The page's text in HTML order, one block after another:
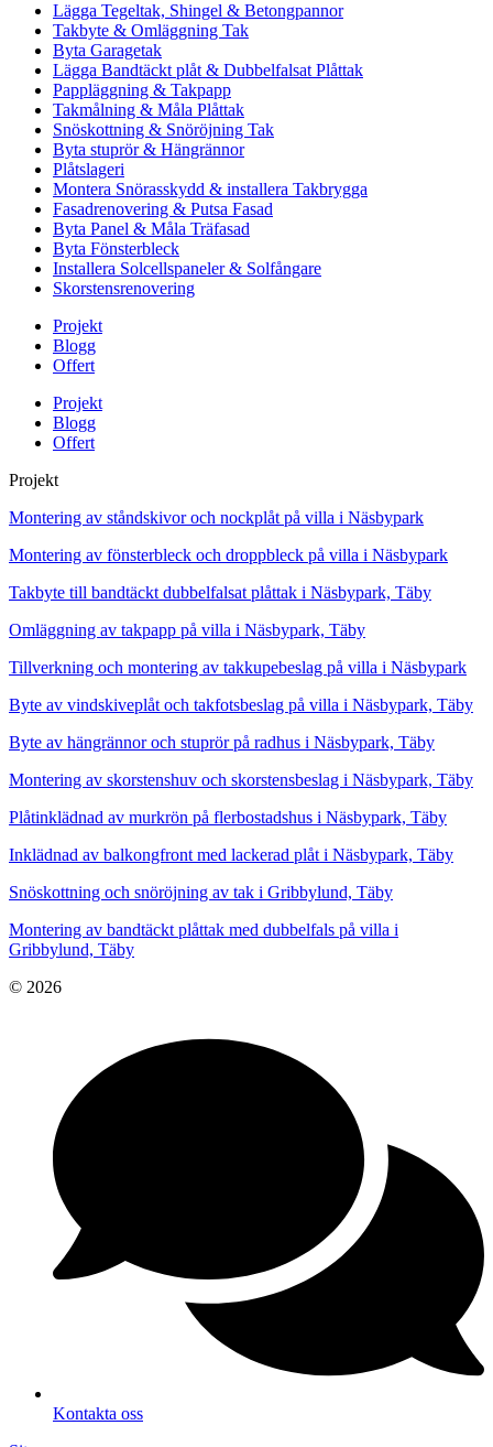
Lägga Tegeltak, Shingel & Betongpannor
Takbyte & Omläggning Tak
Byta Garagetak
Lägga Bandtäckt plåt & Dubbelfalsat Plåttak
Pappläggning & Takpapp
Takmålning & Måla Plåttak
Snöskottning & Snöröjning Tak
Byta stuprör & Hängrännor
Plåtslageri
Montera Snörasskydd & installera Takbrygga
Fasadrenovering & Putsa Fasad
Byta Panel & Måla Träfasad
Byta Fönsterbleck
Installera Solcellspaneler & Solfångare
Skorstensrenovering
Projekt
Blogg
Offert
Projekt
Blogg
Offert
Projekt
Montering av ståndskivor och nockplåt på villa i Näsbypark
Montering av fönsterbleck och droppbleck på villa i Näsbypark
Takbyte till bandtäckt dubbelfalsat plåttak i Näsbypark, Täby
Omläggning av takpapp på villa i Näsbypark, Täby
Tillverkning och montering av takkupebeslag på villa i Näsbypark
Byte av vindskiveplåt och takfotsbeslag på villa i Näsbypark, Täby
Byte av hängrännor och stuprör på radhus i Näsbypark, Täby
Montering av skorstenshuv och skorstensbeslag i Näsbypark, Täby
Plåtinklädnad av murkrön på flerbostadshus i Näsbypark, Täby
Inklädnad av balkongfront med lackerad plåt i Näsbypark, Täby
Snöskottning och snöröjning av tak i Gribbylund, Täby
Montering av bandtäckt plåttak med dubbelfals på villa i
Gribbylund, Täby
© 2026
Kontakta oss